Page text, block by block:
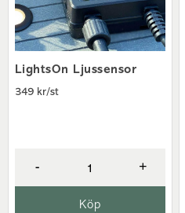
LightsOn Ljussensor
349 kr/st
- +
Köp